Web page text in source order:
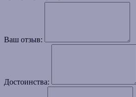
Ваш отзыв:
Достоинства: